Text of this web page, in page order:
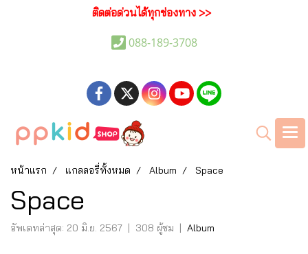
ติดต่อด่วนได้ทุกช่องทาง >>
088-189-3708
หน้าแรก แกลลอรี่ทั้งหมด Album Space
Space
อัพเดทล่าสุด: 20 มิ.ย. 2567 | 308 ผู้ชม | Album